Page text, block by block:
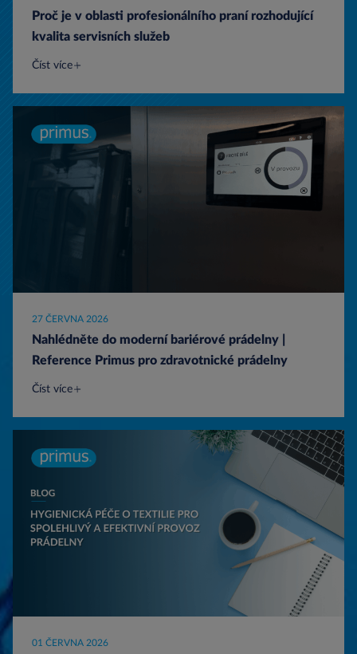
Proč je v oblasti profesionálního praní rozhodující
kvalita servisních služeb
Číst více
27 ČERVNA 2026
Nahlédněte do moderní bariérové prádelny |
Reference Primus pro zdravotnické prádelny
Číst více
01 ČERVNA 2026